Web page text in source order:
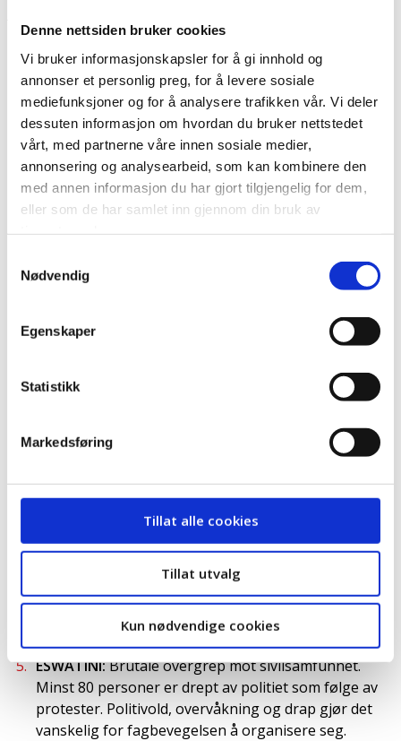
Denne nettsiden bruker cookies
Vi bruker informasjonskapsler for å gi innhold og
annonser et personlig preg, for å levere sosiale
mediefunksjoner og for å analysere trafikken vår. Vi deler
dessuten informasjon om hvordan du bruker nettstedet
vårt, med partnerne våre innen sosiale medier,
annonsering og analysearbeid, som kan kombinere den
med annen informasjon du har gjort tilgjengelig for dem,
eller som de har samlet inn gjennom din bruk av
Nødvendig
Egenskaper
Statistikk
Markedsføring
Tillat alle cookies
Tillat utvalg
Kun nødvendige cookies
Politivold, fengslinger og frykt
Fellesnevneren for de verste landene er undetrykkende
lover, motstand mot fagforeninger, politivold,
fengslinger, fagforeningsknusing og angrep på
ytringsfrihet og organisajonsfrihet.
Dermed blir det også et angrep på demokratiet i seg
selv, skriver ITUC i årets Global Rights Index-rapport.
BANGLADESH:
I tekstilsektoren som sysseletter 4,5
fagforeninger hindret og streiker ble møtt med
Lukasjenko-regimet fortsetter sin brutale
undertykkelse av sivilsamfunnet og har erklært den
personer sitter fengslet, andre har flyktet til eksil.
Myndighetene i landet har brutalt slått
ned på fredelige protester og undertrykket
fagforeningsfolk er arrestert og 5 drept av politi.
EGYPT:Myndighetene har gjort det forbudt å
registrere nye fagforeninger i flere sektorer.
Samtidig slås det hardt ned på protester.
Arbeidsgivere respekterer heller ikke
ESWATINI:Brutale overgrep mot sivilsamfunnet.
Minst 80 personer er drept av politiet som følge av
protester. Politivold, overvåkning og drap gjør det
vanskelig for fagbevegelsen å organisere seg.